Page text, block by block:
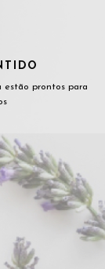
estão prontos para